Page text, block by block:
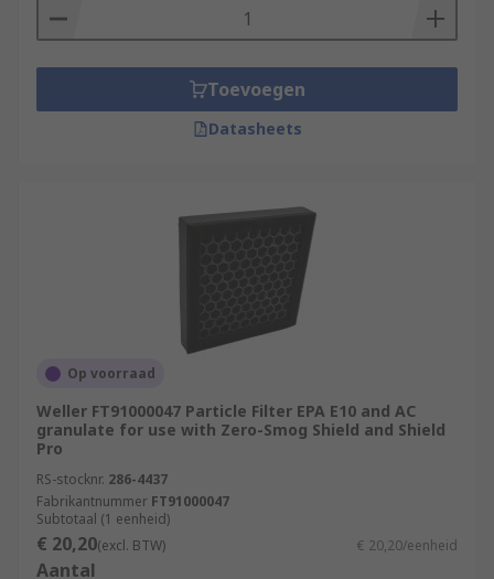
Toevoegen
Datasheets
Op voorraad
Weller FT91000047 Particle Filter EPA E10 and AC
granulate for use with Zero-Smog Shield and Shield
Pro
RS-stocknr. 286-4437
Fabrikantnummer FT91000047
Subtotaal (1 eenheid)
€ 20,20(excl. BTW) € 20,20/eenheid
Aantal